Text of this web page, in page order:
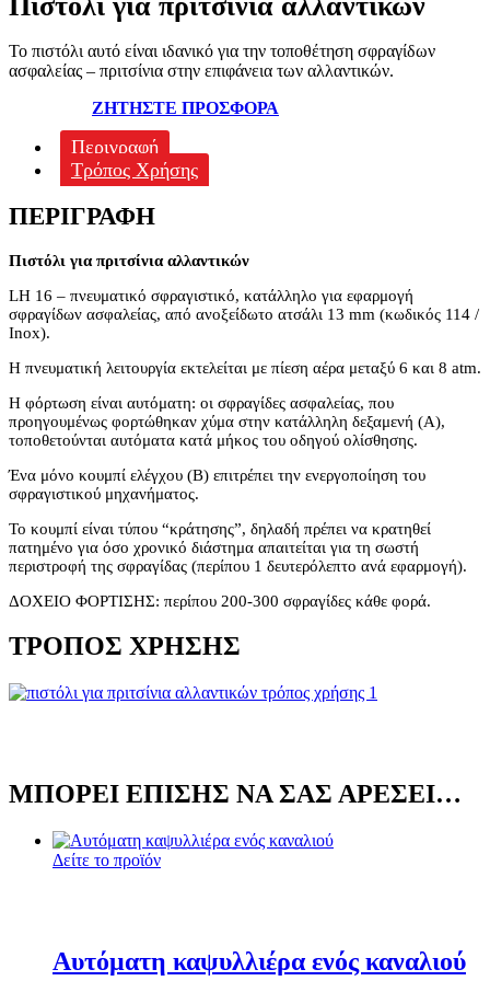
Το πιστόλι αυτό είναι ιδανικό για την τοποθέτηση σφραγίδων
ασφαλείας – πριτσίνια στην επιφάνεια των αλλαντικών.
ΖΗΤΗΣΤΕ ΠΡΟΣΦΟΡΑ
Περιγραφή
Τρόπος Χρήσης
ΠΕΡΙΓΡΑΦΉ
Πιστόλι για πριτσίνια αλλαντικών
LH 16 – πνευματικό σφραγιστικό, κατάλληλο για εφαρμογή
σφραγίδων ασφαλείας, από ανοξείδωτο ατσάλι 13 mm (κωδικός 114 /
Inox).
Η πνευματική λειτουργία εκτελείται με πίεση αέρα μεταξύ 6 και 8 atm.
Η φόρτωση είναι αυτόματη: οι σφραγίδες ασφαλείας, που
προηγουμένως φορτώθηκαν χύμα στην κατάλληλη δεξαμενή (Α),
τοποθετούνται αυτόματα κατά μήκος του οδηγού ολίσθησης.
Ένα μόνο κουμπί ελέγχου (B) επιτρέπει την ενεργοποίηση του
σφραγιστικού μηχανήματος.
Το κουμπί είναι τύπου “κράτησης”, δηλαδή πρέπει να κρατηθεί
πατημένο για όσο χρονικό διάστημα απαιτείται για τη σωστή
περιστροφή της σφραγίδας (περίπου 1 δευτερόλεπτο ανά εφαρμογή).
ΔΟΧΕΙΟ ΦΟΡΤΙΣΗΣ: περίπου 200-300 σφραγίδες κάθε φορά.
ΤΡΌΠΟΣ ΧΡΉΣΗΣ
ΜΠΟΡΕΊ ΕΠΊΣΗΣ ΝΑ ΣΑΣ ΑΡΈΣΕΙ…
Δείτε το προϊόν
Αυτόματη καψυλλιέρα ενός καναλιού